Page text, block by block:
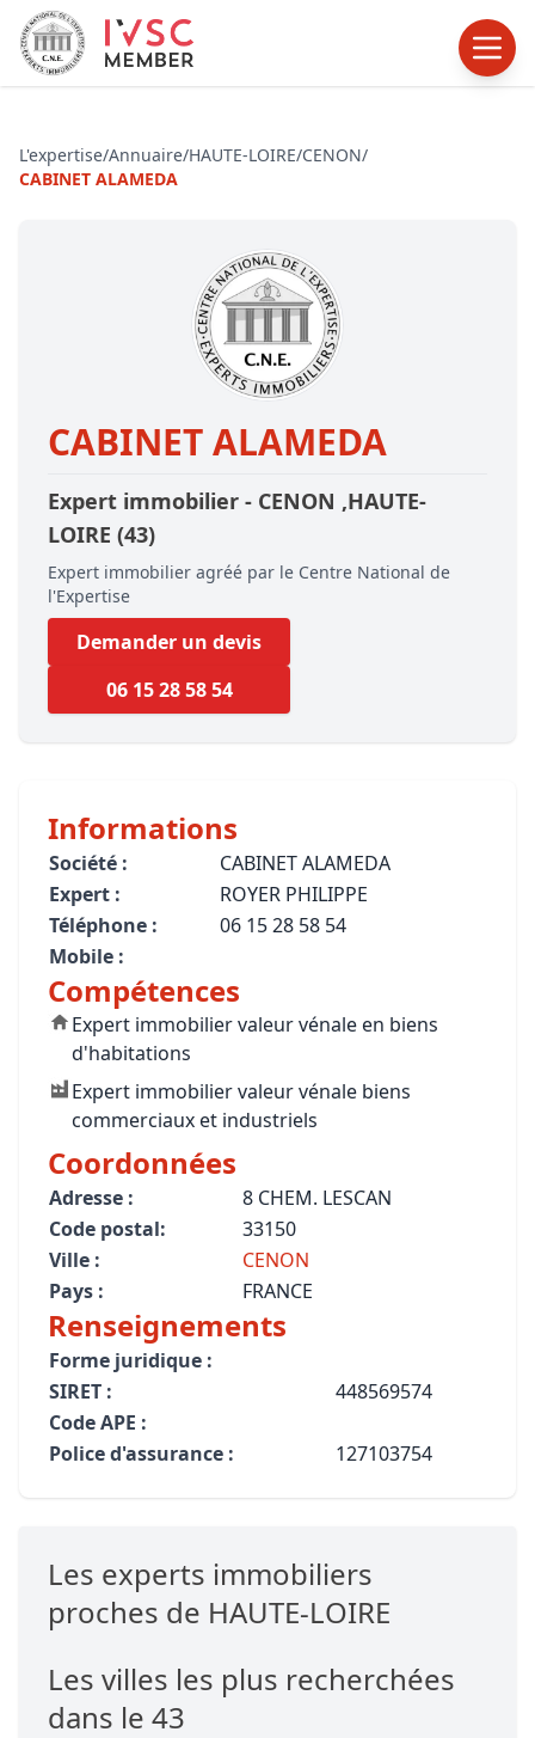
L'expertise/Annuaire/HAUTE-LOIRE/CENON/
CABINET ALAMEDA
CABINET ALAMEDA
Expert immobilier - CENON ,HAUTE-
LOIRE (43)
Expert immobilier agréé par le Centre National de
l'Expertise
Demander un devis
06 15 28 58 54
Informations
Société :
CABINET ALAMEDA
Expert :
ROYER PHILIPPE
Téléphone :
06 15 28 58 54
Mobile :
Compétences
Expert immobilier valeur vénale en biens
d'habitations
Expert immobilier valeur vénale biens
commerciaux et industriels
Coordonnées
Adresse :
8 CHEM. LESCAN
Code postal:
33150
Ville :
CENON
Pays :
FRANCE
Renseignements
Forme juridique :
SIRET :
448569574
Code APE :
Police d'assurance :
127103754
Les experts immobiliers
proches de HAUTE-LOIRE
Les villes les plus recherchées
dans le 43